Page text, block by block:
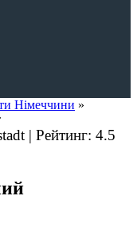
Німеччини »
| Рейтинг: 4.5